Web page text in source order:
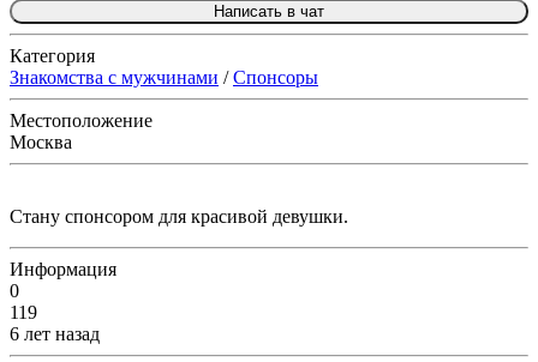
Написать в чат
Категория
Знакомства с мужчинами /Спонсоры
Местоположение
Москва
Стану спонсором для красивой девушки.
Информация
0
119
6 лет назад